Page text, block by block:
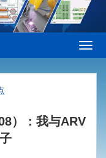
）：我与ARV